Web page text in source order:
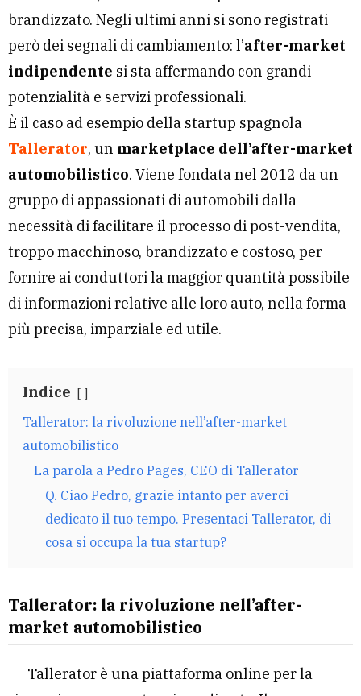
brandizzato. Negli ultimi anni si sono registrati
però dei segnali di cambiamento: l’after-market
indipendente si sta affermando con grandi
potenzialità e servizi professionali.
È il caso ad esempio della startup spagnola
Tallerator, un marketplace dell’after-market
automobilistico. Viene fondata nel 2012 da un
gruppo di appassionati di automobili dalla
necessità di facilitare il processo di post-vendita,
troppo macchinoso, brandizzato e costoso, per
fornire ai conduttori la maggior quantità possibile
di informazioni relative alle loro auto, nella forma
più precisa, imparziale ed utile.
Indice
Tallerator: la rivoluzione nell’after-market
automobilistico
La parola a Pedro Pages, CEO di Tallerator
Q. Ciao Pedro, grazie intanto per averci
dedicato il tuo tempo. Presentaci Tallerator, di
cosa si occupa la tua startup?
Tallerator: la rivoluzione nell’after-
market automobilistico
Tallerator è una piattaforma online per la